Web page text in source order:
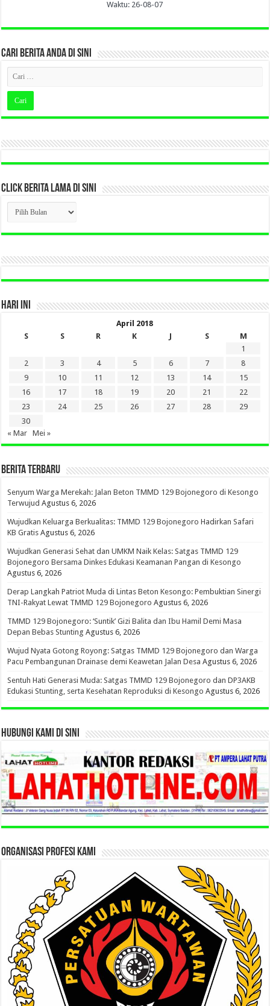
Waktu: 26-08-07
CARI BERITA ANDA DI SINI
CLICK BERITA LAMA DI SINI
CLICK
BERITA
LAMA
DI
HARI INI
April 2018
S
S R K J S
M
1
2
3 4 5 6 7
8
9
10 11 12 13 14
15
16
17 18 19 20 21
22
23
24 25 26 27 28
29
30
« Mar
Mei »
BERITA TERBARU
Senyum Warga Merekah: Jalan Beton TMMD 129 Bojonegoro di Kesongo
Terwujud Agustus 6, 2026
Wujudkan Keluarga Berkualitas: TMMD 129 Bojonegoro Hadirkan Safari
KB Gratis Agustus 6, 2026
Wujudkan Generasi Sehat dan UMKM Naik Kelas: Satgas TMMD 129
Bojonegoro Bersama Dinkes Edukasi Keamanan Pangan di Kesongo
Agustus 6, 2026
Derap Langkah Patriot Muda di Lintas Beton Kesongo: Pembuktian Sinergi
TNI-Rakyat Lewat TMMD 129 Bojonegoro Agustus 6, 2026
TMMD 129 Bojonegoro: ‘Suntik’ Gizi Balita dan Ibu Hamil Demi Masa
Depan Bebas Stunting Agustus 6, 2026
Wujud Nyata Gotong Royong: Satgas TMMD 129 Bojonegoro dan Warga
Pacu Pembangunan Drainase demi Keawetan Jalan Desa Agustus 6, 2026
Sentuh Hati Generasi Muda: Satgas TMMD 129 Bojonegoro dan DP3AKB
Edukasi Stunting, serta Kesehatan Reproduksi di Kesongo Agustus 6, 2026
HUBUNGI KAMI DI SINI
ORGANISASI PROFESI KAMI